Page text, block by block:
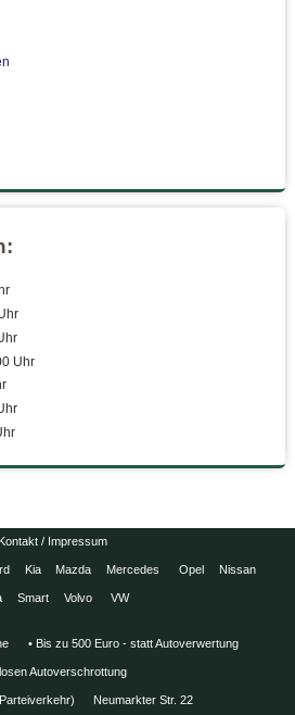
Uhr
Kontakt / Impressum
Kia Mazda Mercedes Opel Nissan
Smart Volvo VW
• Bis zu 500 Euro - statt Autoverwertung
Autoverschrottung
Neumarkter Str. 22